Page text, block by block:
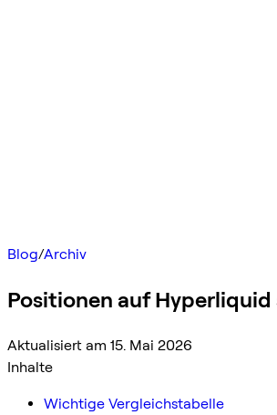
Blog/Archiv
Positionen auf
Aktualisiert am 15. Mai 2026
Inhalte
Wichtige Vergleichstabelle